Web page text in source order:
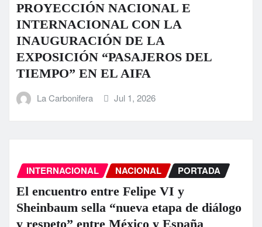
PROYECCIÓN NACIONAL E
INTERNACIONAL CON LA
INAUGURACIÓN DE LA
EXPOSICIÓN “PASAJEROS DEL
TIEMPO” EN EL AIFA
La Carbonifera Jul 1, 2026
INTERNACIONAL NACIONAL PORTADA
El encuentro entre Felipe VI y
Sheinbaum sella “nueva etapa de diálogo
y respeto” entre México y España